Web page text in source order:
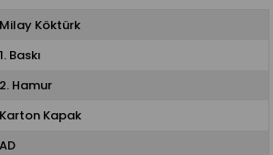
Milay Köktürk
1. Baskı
2. Hamur
Karton Kapak
AD